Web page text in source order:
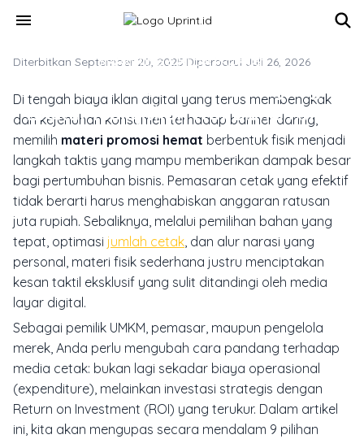
menu
MARKETING & MEDIA PROMOSI
9 Materi Promosi Hemat yang
Efektif Melejitkan ROI Bisnis Anda
Diterbitkan September 20, 2025 Diperbarui Juli 26, 2026
Di tengah biaya iklan digital yang terus membengkak
dan kejenuhan konsumen terhadap banner daring,
memilih materi promosi hemat berbentuk fisik menjadi
langkah taktis yang mampu memberikan dampak besar
bagi pertumbuhan bisnis. Pemasaran cetak yang efektif
tidak berarti harus menghabiskan anggaran ratusan
juta rupiah. Sebaliknya, melalui pemilihan bahan yang
tepat, optimasi jumlah cetak, dan alur narasi yang
personal, materi fisik sederhana justru menciptakan
kesan taktil eksklusif yang sulit ditandingi oleh media
layar digital.
Sebagai pemilik UMKM, pemasar, maupun pengelola
merek, Anda perlu mengubah cara pandang terhadap
media cetak: bukan lagi sekadar biaya operasional
(expenditure), melainkan investasi strategis dengan
Return on Investment (ROI) yang terukur. Dalam artikel
ini, kita akan mengupas secara mendalam 9 pilihan